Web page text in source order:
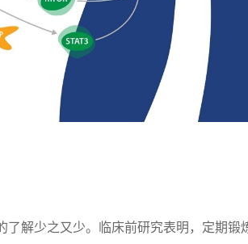
了解少之又少。临床前研究表明，定期锻